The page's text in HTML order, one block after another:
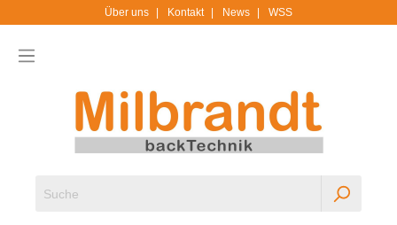
Über uns Kontakt News WSS